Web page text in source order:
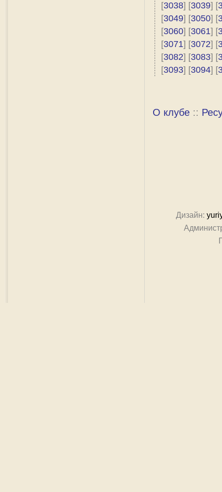
[3038] [3039] [
[3049] [3050] [
[3060] [3061] [
[3071] [3072] [
[3082] [3083] [
[3093] [3094] [
О клубе ::
Дизайн: